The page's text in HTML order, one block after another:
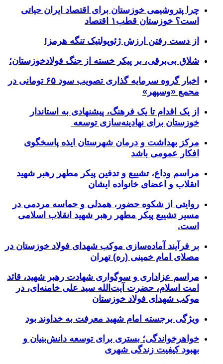
چرا پتروشیمی خوزستان برای اقتصاد ایران حیاتی
است؟ خوزستان قطب۱ اقتصاد
از دست رفتن ارزش ژئوپولتیک تنگه هرمز!
شلاق‌ بی‌برقی، بر پیکر خسته‌ از جنگ فولادخوزستان؛
اخبار گروه سرمایه گذاری تصویب سود ۶۵ تومانی در
مجمع «وسپهر»
از یک اقدام تا یک فرهنگ، پیشنهادی به استاندار
خوزستان برای نهادینه‌سازی توسعه
مرکز بهداشت و درمان شهرستان ایذه پاسخگوی
افکار عمومی باشد
مراسم وداع، تشییع و تدفین پیکر مطهر رهبر شهید
انقلاب و اعضای خانواده ایشان
روایتی از شکوه حضور، همدلی و حماسه مردمی در
مسیر تشییع پیکر مطهر رهبر شهید انقلاب اسلامی
است.
بر فرآیند آماده‌سازی موکب شهدای فولاد خوزستان در
مصلای امام خمینی (ره) تهران
مراسم عزاداری و سوگواری شهادت رهبر شهید، قائد
امت اسلام، حضرت آیت‌الله سید علی خامنه‌ای، در
موکب شهدای فولاد خوزستان
ویژگی برجسته امام شهید معرفت به خداوند بود
خواهرخواندگی؛ بستری برای توسعه دانش‌بنیان و
بهبود کیفیت زندگی شهری